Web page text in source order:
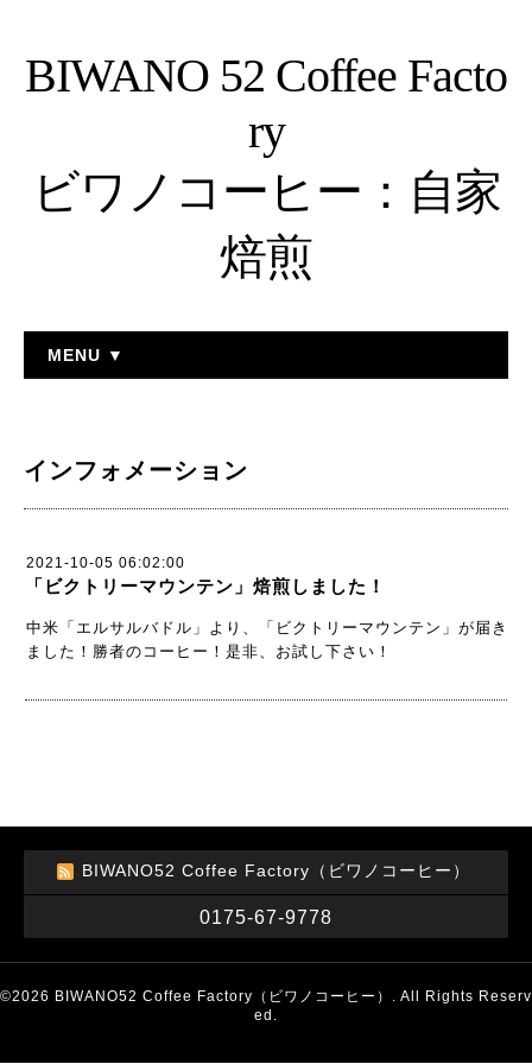
BIWANO 52 Coffee Facto
ry
ビワノコーヒー：自家
焙煎
MENU ▼
インフォメーション
2021-10-05 06:02:00
「ビクトリーマウンテン」焙煎しました！
中米「エルサルバドル」より、「ビクトリーマウンテン」が届き
ました！勝者のコーヒー！是非、お試し下さい！
BIWANO52 Coffee Factory（ビワノコーヒー）
0175-67-9778
©2026 BIWANO52 Coffee Factory（ビワノコーヒー） . All Rights Reserv
ed.